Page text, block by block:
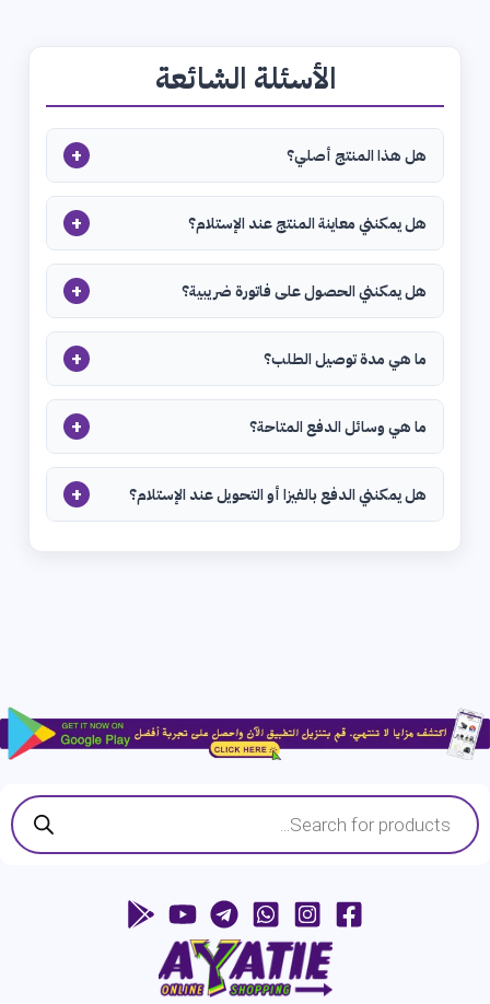
الأسئلة الشائعة
هل هذا المنتج أصلي؟ +
هل يمكنني معاينة المنتج عند الإستلام؟ +
هل يمكنني الحصول على فاتورة ضريبية؟ +
ما هي مدة توصيل الطلب؟ +
ما هي وسائل الدفع المتاحة؟ +
هل يمكنني الدفع بالفيزا أو التحويل عند الإستلام؟ +
Products
search